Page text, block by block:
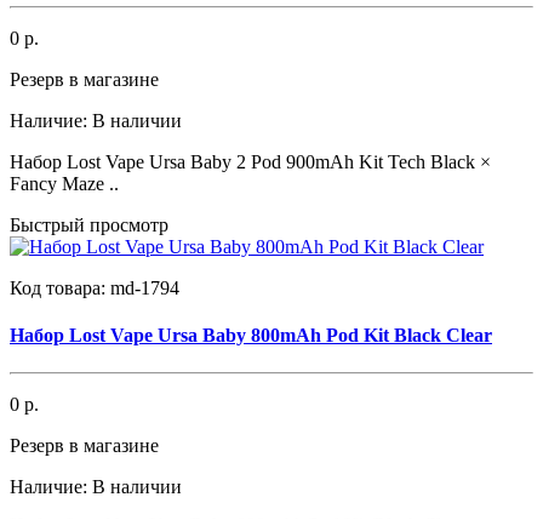
0 р.
Резерв в магазине
Наличие: В наличии
Набор Lost Vape Ursa Baby 2 Pod 900mAh Kit Tech Black ×
Fancy Maze ..
Быстрый просмотр
Код товара: md-1794
Набор Lost Vape Ursa Baby 800mAh Pod Kit Black Clear
0 р.
Резерв в магазине
Наличие: В наличии